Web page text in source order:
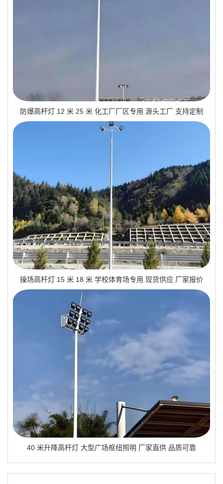
防爆高杆灯 12 米 25 米 化工厂厂区专用 源头工厂 支持定制
操场高杆灯 15 米 18 米 学校体育场专用 现货供应 厂家报价
40 米升降高杆灯 大型广场枢纽照明 厂家直供 品质可靠